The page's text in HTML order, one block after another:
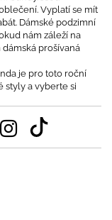
Vyplatí se mít
Dámské podzimní
nám záleží na
prošívaná
je pro toto roční
styly a vyberte si